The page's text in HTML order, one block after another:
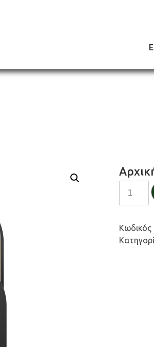
Νέφος
Σημείων
Κωδικός